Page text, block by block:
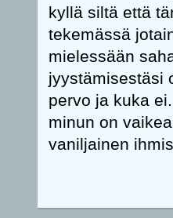
kyllä siltä että
tekemässä
mielessään
jyystämisestäsi
pervo ja kuka
minun on
vaniljainen